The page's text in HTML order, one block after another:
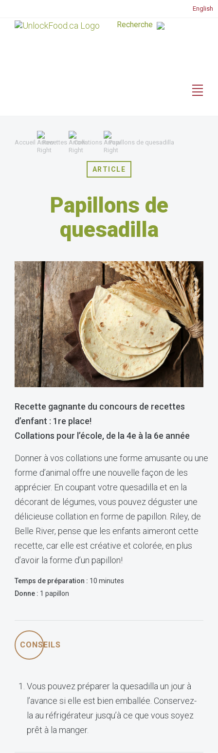
English
Accueil Recettes Collations Papillons de quesadilla
ARTICLE
Papillons de
quesadilla
Recette gagnante du concours de recettes
d’enfant : 1re place!
Collations pour l’école, de la 4e à la 6e année
Donner à vos collations une forme amusante ou une
forme d’animal offre une nouvelle façon de les
apprécier. En coupant votre quesadilla et en la
décorant de légumes, vous pouvez déguster une
délicieuse collation en forme de papillon. Riley, de
Belle River, pense que les enfants aimeront cette
recette, car elle est créative et colorée, en plus
d’avoir la forme d’un papillon!
Temps de préparation : 10 minutes
Donne : 1 papillon
CONSEILS
Vous pouvez préparer la quesadilla un jour à
l’avance si elle est bien emballée. Conservez-
la au réfrigérateur jusqu’à ce que vous soyez
prêt à la manger.